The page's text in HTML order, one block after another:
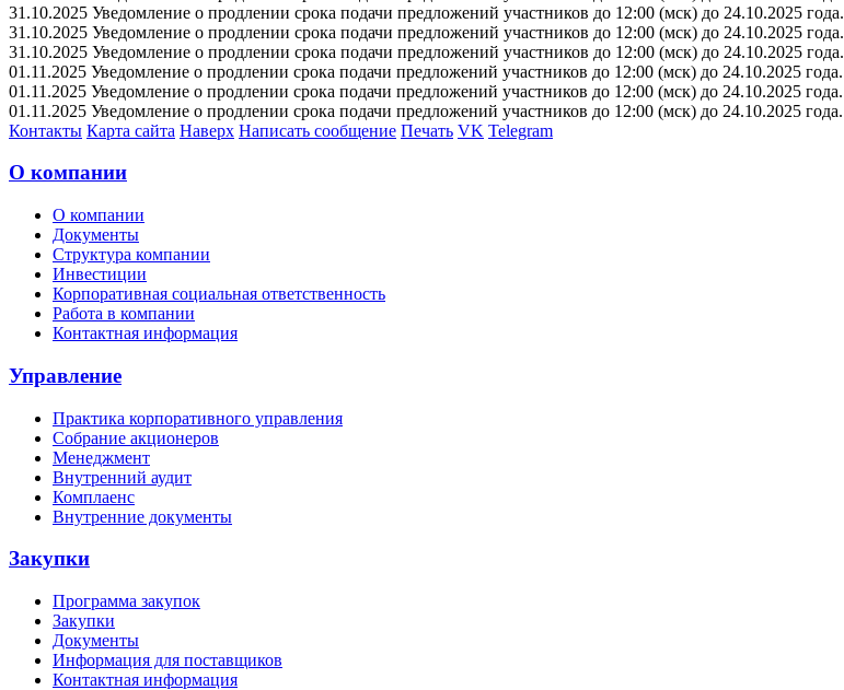
31.10.2025 Уведомление о продлении срока подачи предложений участников до 12:00 (мск) до 24.10.2025 года.
31.10.2025 Уведомление о продлении срока подачи предложений участников до 12:00 (мск) до 24.10.2025 года.
31.10.2025 Уведомление о продлении срока подачи предложений участников до 12:00 (мск) до 24.10.2025 года.
01.11.2025 Уведомление о продлении срока подачи предложений участников до 12:00 (мск) до 24.10.2025 года.
01.11.2025 Уведомление о продлении срока подачи предложений участников до 12:00 (мск) до 24.10.2025 года.
01.11.2025 Уведомление о продлении срока подачи предложений участников до 12:00 (мск) до 24.10.2025 года.
Контакты Карта сайта Наверх Написать сообщение Печать VK Telegram
О компании
О компании
Документы
Структура компании
Инвестиции
Корпоративная социальная ответственность
Работа в компании
Контактная информация
Управление
Практика корпоративного управления
Собрание акционеров
Менеджмент
Внутренний аудит
Комплаенс
Внутренние документы
Закупки
Программа закупок
Закупки
Документы
Информация для поставщиков
Контактная информация